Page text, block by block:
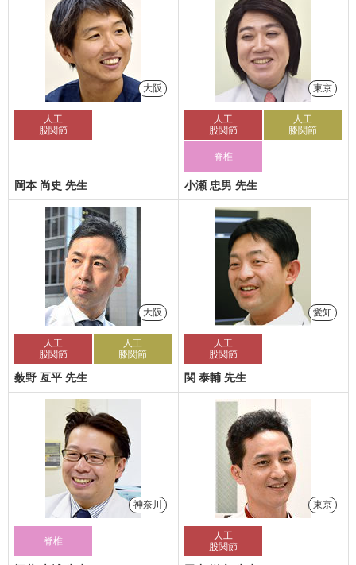
大阪
人工
股関節
岡本 尚史 先生
東京
人工
股関節
人工
膝関節
脊椎
小瀬 忠男 先生
大阪
人工
股関節
人工
膝関節
薮野 亙平 先生
愛知
人工
股関節
関 泰輔 先生
神奈川
脊椎
東京
人工
股関節